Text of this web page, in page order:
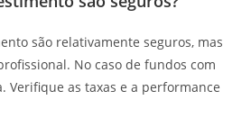
são relativamente seguros, mas
No caso de fundos com
Verifique as taxas e a performance